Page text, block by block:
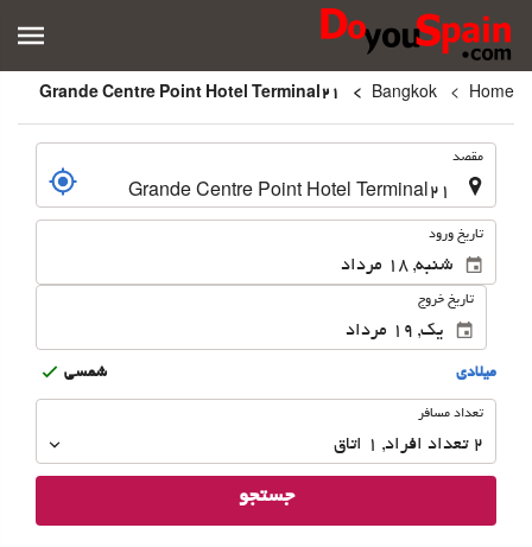
Home
Bangkok
مقصد
تاریخ ورود
تاریخ خروج
ميلادى شمسى
تعداد
تعداد مسافر
2 تعداد افراد ,
1 اتاق
جستجو